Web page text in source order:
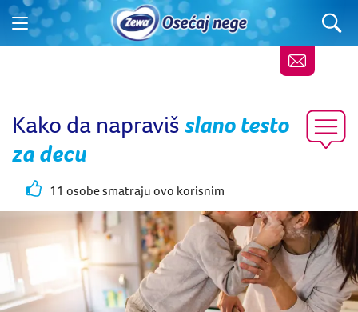
Kako da napravišslano testo
za decu
11 osobe smatraju ovo korisnim